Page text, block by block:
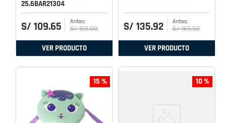
25.6BAR21304
S/ 109.65 S/ 129.00
VER PRODUCTO
S/ 135.92 S/ 169.90
VER PRODUCTO
15 % 10 %